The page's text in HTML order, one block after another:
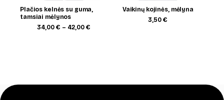
Plačios kelnės su guma,
tamsiai mėlynos
34,00 € – 42,00 €Price
Vaikinų kojinės, mėlyna
3,50€